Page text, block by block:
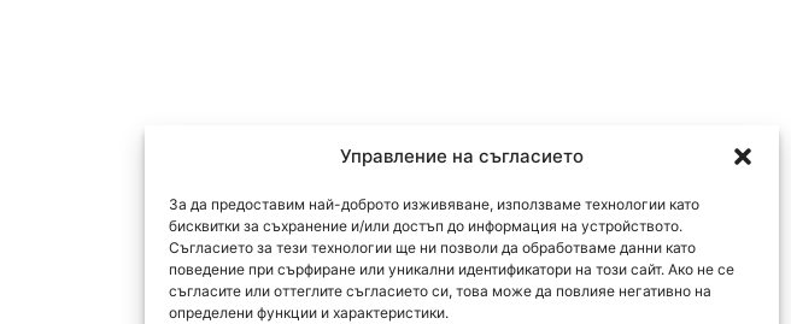
Управление на съгласието
За да предоставим най-доброто изживяване, използваме технологии като
бисквитки за съхранение и/или достъп до информация на устройството.
Съгласието за тези технологии ще ни позволи да обработваме данни като
поведение при сърфиране или уникални идентификатори на този сайт. Ако не се
съгласите или оттеглите съгласието си, това може да повлияе негативно на
определени функции и характеристики.